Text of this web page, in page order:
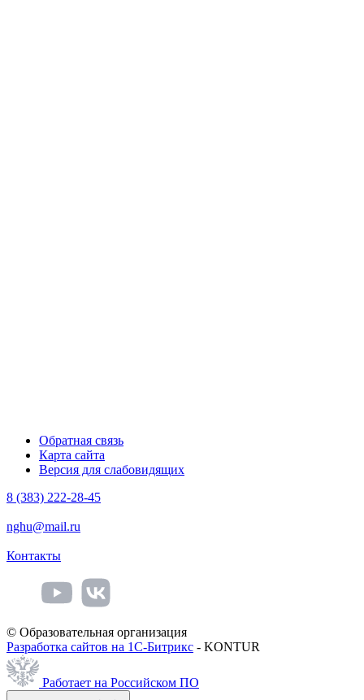
Обратная связь
Карта сайта
Версия для слабовидящих
8 (383) 222-28-45
nghu@mail.ru
Контакты
© Образовательная организация
Разработка сайтов на 1С-Битрикс - KONTUR
Работает на Российском ПО